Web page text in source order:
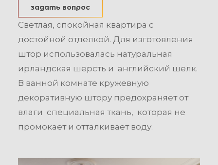
задать вопрос
Светлая, спокойная квартира с
достойной отделкой. Для изготовления
штор использовалась натуральная
ирландская шерсть и английский шелк.
В ванной комнате кружевную
декоративную штору предохраняет от
влаги специальная ткань, которая не
промокает и отталкивает воду.